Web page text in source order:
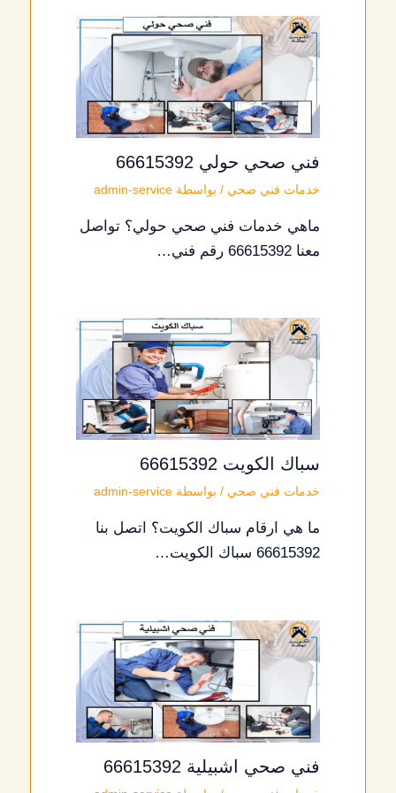
فني صحي حولي 66615392
خدمات فني صحي / بواسطة admin-service
ماهي خدمات فني صحي حولي؟ تواصل
معنا 66615392 رقم فني…
سباك الكويت 66615392
خدمات فني صحي / بواسطة admin-service
ما هي ارقام سباك الكويت؟ اتصل بنا
66615392 سباك الكويت…
فني صحي اشبيلية 66615392